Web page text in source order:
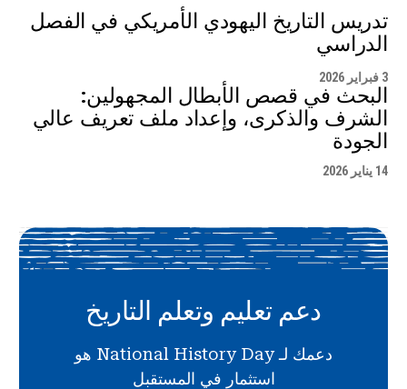
تدريس التاريخ اليهودي الأمريكي في الفصل
الدراسي
3 فبراير 2026
البحث في قصص الأبطال المجهولين:
الشرف والذكرى، وإعداد ملف تعريف عالي
الجودة
14 يناير 2026
دعم تعليم وتعلم التاريخ
دعمك لـ National History Day هو
استثمار في المستقبل